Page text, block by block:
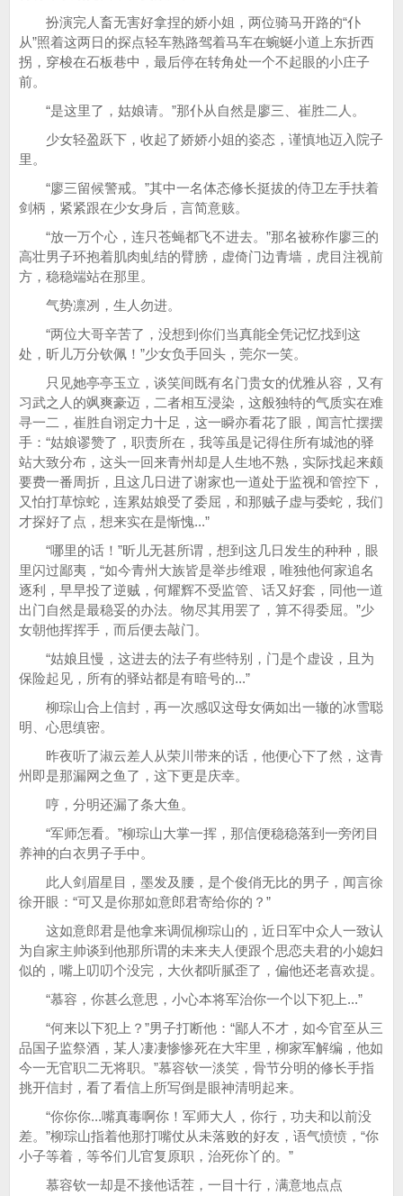
扮演完人畜无害好拿捏的娇小姐，两位骑马开路的“仆
从”照着这两日的探点轻车熟路驾着马车在蜿蜒小道上东折西
拐，穿梭在石板巷中，最后停在转角处一个不起眼的小庄子
前。
“是这里了，姑娘请。”那仆从自然是廖三、崔胜二人。
少女轻盈跃下，收起了娇娇小姐的姿态，谨慎地迈入院子
里。
“廖三留候警戒。”其中一名体态修长挺拔的侍卫左手扶着
剑柄，紧紧跟在少女身后，言简意赅。
“放一万个心，连只苍蝇都飞不进去。”那名被称作廖三的
高壮男子环抱着肌肉虬结的臂膀，虚倚门边青墙，虎目注视前
方，稳稳端站在那里。
气势凛冽，生人勿进。
“两位大哥辛苦了，没想到你们当真能全凭记忆找到这
处，昕儿万分钦佩！”少女负手回头，莞尔一笑。
只见她亭亭玉立，谈笑间既有名门贵女的优雅从容，又有
习武之人的飒爽豪迈，二者相互浸染，这般独特的气质实在难
寻一二，崔胜自诩定力十足，这一瞬亦看花了眼，闻言忙摆摆
手：“姑娘谬赞了，职责所在，我等虽是记得住所有城池的驿
站大致分布，这头一回来青州却是人生地不熟，实际找起来颇
要费一番周折，且这几日进了谢家也一道处于监视和管控下，
又怕打草惊蛇，连累姑娘受了委屈，和那贼子虚与委蛇，我们
才探好了点，想来实在是惭愧...”
“哪里的话！”昕儿无甚所谓，想到这几日发生的种种，眼
里闪过鄙夷，“如今青州大族皆是举步维艰，唯独他何家追名
逐利，早早投了逆贼，何耀辉不受监管、话又好套，同他一道
出门自然是最稳妥的办法。物尽其用罢了，算不得委屈。”少
女朝他挥挥手，而后便去敲门。
“姑娘且慢，这进去的法子有些特别，门是个虚设，且为
保险起见，所有的驿站都是有暗号的...”
柳琮山合上信封，再一次感叹这母女俩如出一辙的冰雪聪
明、心思缜密。
昨夜听了淑云差人从荣川带来的话，他便心下了然，这青
州即是那漏网之鱼了，这下更是庆幸。
哼，分明还漏了条大鱼。
“军师怎看。”柳琮山大掌一挥，那信便稳稳落到一旁闭目
养神的白衣男子手中。
此人剑眉星目，墨发及腰，是个俊俏无比的男子，闻言徐
徐开眼：“可又是你那如意郎君寄给你的？”
这如意郎君是他拿来调侃柳琮山的，近日军中众人一致认
为自家主帅谈到他那所谓的未来夫人便跟个思恋夫君的小媳妇
似的，嘴上叨叨个没完，大伙都听腻歪了，偏他还老喜欢提。
“慕容，你甚么意思，小心本将军治你一个以下犯上...”
“何来以下犯上？”男子打断他：“鄙人不才，如今官至从三
品国子监祭酒，某人凄凄惨惨死在大牢里，柳家军解编，他如
今一无官职二无将职。”慕容钦一淡笑，骨节分明的修长手指
挑开信封，看了看信上所写倒是眼神清明起来。
“你你你...嘴真毒啊你！军师大人，你行，功夫和以前没
差。”柳琮山指着他那打嘴仗从未落败的好友，语气愤愤，“你
小子等着，等爷们儿官复原职，治死你丫的。”
慕容钦一却是不接他话茬，一目十行，满意地点点